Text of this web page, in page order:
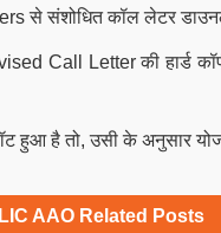
से संशोधित कॉल लेटर
Call Letter की हार्ड
हुआ है तो, उसी के अनुसार
LIC AAO Related Posts